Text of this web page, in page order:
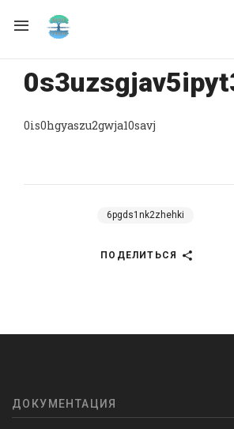
0is0hgyaszu2gwja10savj
6pgds1nk2zhehki
ПОДЕЛИТЬСЯ
ДОКУМЕНТАЦИЯ